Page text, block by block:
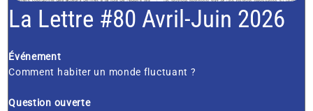
La Lettre #80 Avril-Juin 2026
Événement
Comment habiter un monde fluctuant ?
Question ouverte